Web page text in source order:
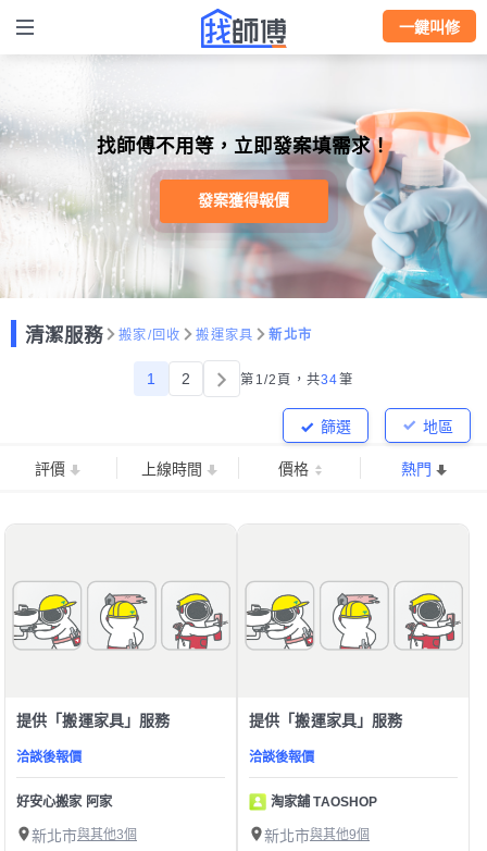
一鍵叫修
找師傅不用等，立即發案填需求！
發案獲得報價
清潔服務 搬家/回收 搬運家具 新北市
1 2 第1/2頁， 共34筆
地區
篩選
評價 上線時間 價格 熱門
提供「搬運家具」服務
洽談後報價
好安心搬家 阿家
新北市與其他3個
提供「搬運家具」服務
洽談後報價
淘家舖 TAOSHOP
新北市與其他9個